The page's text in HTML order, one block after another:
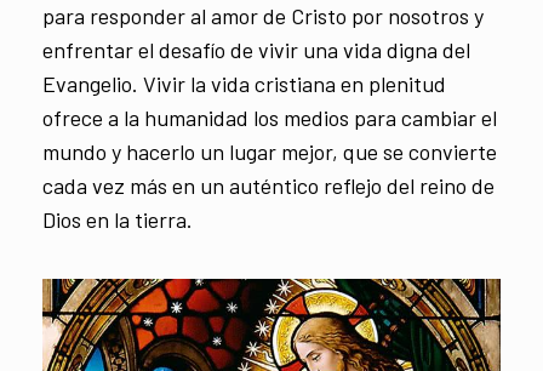
para responder al amor de Cristo por nosotros y
enfrentar el desafío de vivir una vida digna del
Evangelio. Vivir la vida cristiana en plenitud
ofrece a la humanidad los medios para cambiar el
mundo y hacerlo un lugar mejor, que se convierte
cada vez más en un auténtico reflejo del reino de
Dios en la tierra.